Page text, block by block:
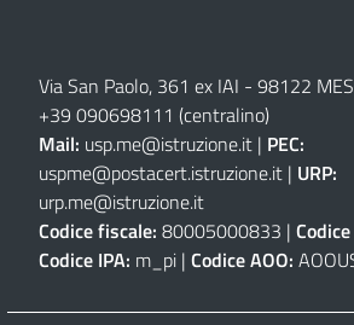
Via San Paolo, 361 ex IAI - 98122
+39 090698111 (centralino)
Mail: usp.me@istruzione.it | PEC:
uspme@postacert.istruzione.it | URP:
urp.me@istruzione.it
Codice fiscale: 80005000833 |
Codice IPA: m_pi | Codice AOO: